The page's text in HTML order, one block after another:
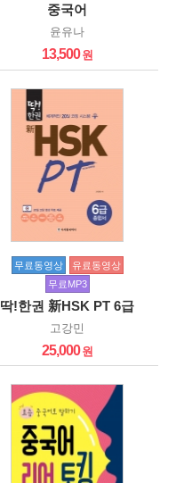
중국어
윤유나
13,500
무료동영상
유료동영상
무료MP3
딱!한권 新HSK PT 6급
고강민
25,000